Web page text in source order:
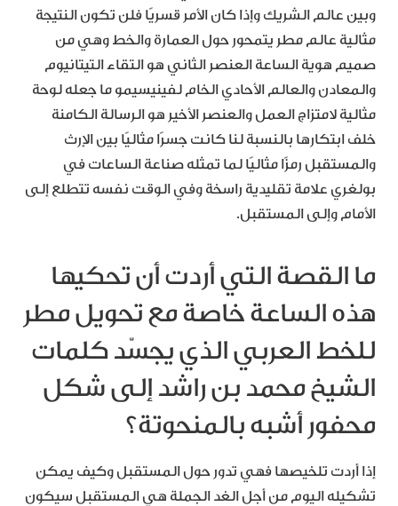
وبين عالم الشريك وإذا كان الأمر قسريًا فلن تكون النتيجة
مثالية عالم مطر يتمحور حول العمارة والخط وهي من
صميم هوية الساعة العنصر الثاني هو التقاء التيتانيوم
والمعادن والعالم الأحادي الخام لفينيسيمو ما جعله لوحة
مثالية لامتزاج العمل والعنصر الأخير هو الرسالة الكامنة
خلف ابتكارها بالنسبة لنا كانت جسرًا مثاليًا بين الإرث
والمستقبل رمزًا مثاليًا لما تمثله صناعة الساعات في
بولغري علامة تقليدية راسخة وفي الوقت نفسه تتطلع إلى
الأمام وإلى المستقبل.
ما القصة التي أردت أن تحكيها
هذه الساعة خاصة مع تحويل مطر
للخط العربي الذي يجسّد كلمات
الشيخ محمد بن راشد إلى شكل
محفور أشبه بالمنحوتة؟
إذا أردت تلخيصها فهي تدور حول المستقبل وكيف يمكن
تشكيله اليوم من أجل الغد الجملة هي المستقبل سيكون